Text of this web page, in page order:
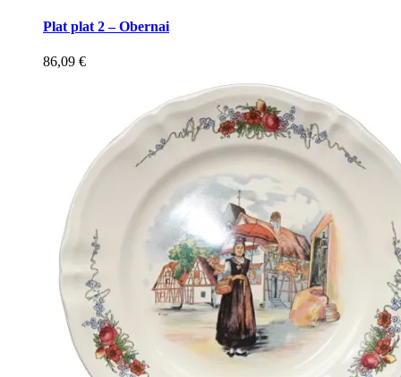
Plat plat 2 – Obernai
86,09 €